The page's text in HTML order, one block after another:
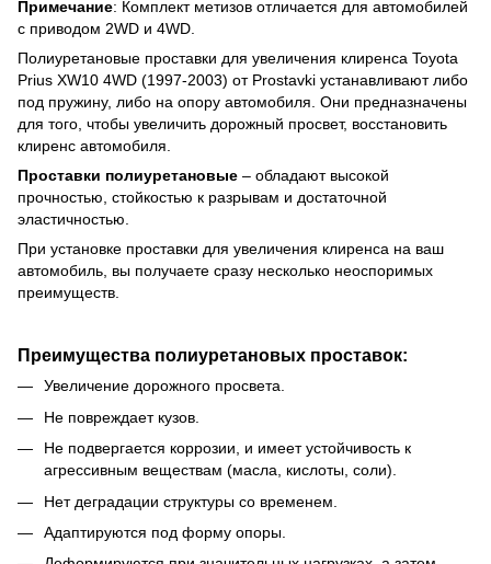
Примечание: Комплект метизов отличается для автомобилей
с приводом 2WD и 4WD.
Полиуретановые проставки для увеличения клиренса Toyota
Prius XW10 4WD (1997-2003) от Prostavki устанавливают либо
под пружину, либо на опору автомобиля. Они предназначены
для того, чтобы увеличить дорожный просвет, восстановить
клиренс автомобиля.
Проставки полиуретановые – обладают высокой
прочностью, стойкостью к разрывам и достаточной
эластичностью.
При установке проставки для увеличения клиренса на ваш
автомобиль, вы получаете сразу несколько неоспоримых
преимуществ.
Преимущества полиуретановых проставок:
Увеличение дорожного просвета.
Не повреждает кузов
Не подвергается коррозии, и имеет устойчивость к
агрессивным веществам (масла, кислоты, соли).
Нет деградации структуры со временем.
Адаптируются под форму опоры.